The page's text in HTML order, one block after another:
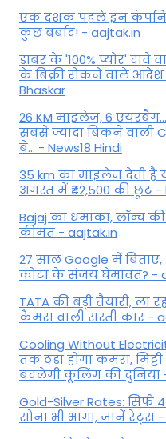
एक दशक पहले इन
कुछ बर्बाद! - aajtak.in
डाबर के '100% प्योर' दावे
के बिक्री रोकने वाले आदेश
Bhaskar
26 KM माइलेज, 6
सबसे ज्यादा बिकने वाली
बे... - News18 Hindi
35 km का माइलेज देती है
अगस्त में ₹42,500 की छूट -
Bajaj का धमाका, लॉन्च
कीमत - aajtak.in
27 साल Google में
कोटा के संजय घेमावत? -
TATA की बड़ी तैयारी, ला
कैमरा वाली सस्ती कार -
Cooling Without
तक ठंडा होगा कमरा,
बदलेगी कूलिंग की दुनिया
Gold-Silver Rates: सिर्फ 4
सोना भी भागा, जानें रेट्स